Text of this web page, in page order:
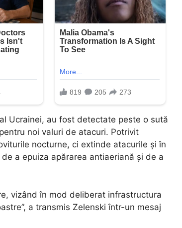
Ucrainei, au fost detectate peste o sută
noi valuri de atacuri. Potrivit
nocturne, ci extinde atacurile și în
a epuiza apărarea antiaeriană și de a
vizând în mod deliberat infrastructura
a transmis Zelenski într-un mesaj